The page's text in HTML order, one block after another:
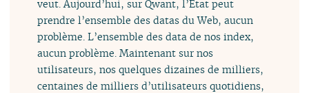
veut. Aujourd’hui, sur Qwant, l’État peut
prendre l’ensemble des datas du Web, aucun
problème. L’ensemble des data de nos index,
aucun problème. Maintenant sur nos
utilisateurs, nos quelques dizaines de milliers,
centaines de milliers d’utilisateurs quotidiens,